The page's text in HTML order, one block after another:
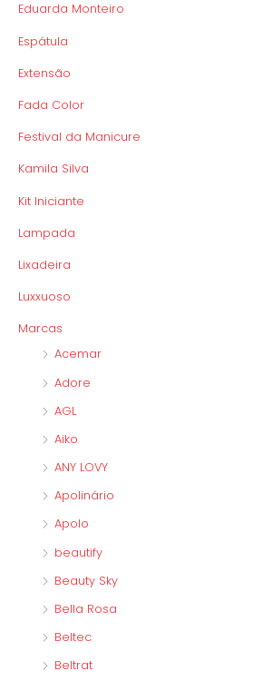
Eduarda Monteiro
Espátula
Extensão
Fada Color
Festival da Manicure
Kamila Silva
Kit Iniciante
Lampada
Lixadeira
Luxxuoso
Marcas
Acemar
Adore
AGL
Aiko
ANY LOVY
Apolinário
Apolo
beautify
Beauty Sky
Bella Rosa
Beltec
Beltrat